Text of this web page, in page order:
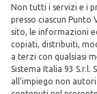
Non tutti i servizi e i
presso ciascun Punto
sito, le informazioni
copiati, distribuiti,
a terzi con qualsiasi
Sistema Italia 93
all'impiego non